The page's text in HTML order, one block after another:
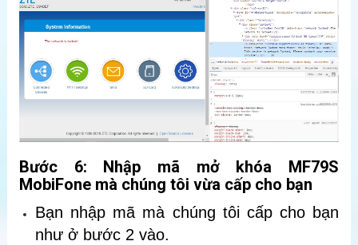
Bước 6: Nhập mã mở khóa MF79S
MobiFone mà chúng tôi vừa cấp cho bạn
Bạn nhập mã mà chúng tôi cấp cho bạn
như ở bước 2 vào.